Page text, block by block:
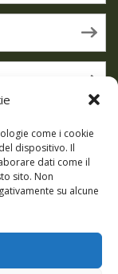
come i cookie
dispositivo. Il
dati come il
sito. Non
su alcune